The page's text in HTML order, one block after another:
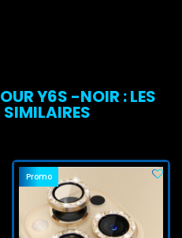
Y6S -NOIR : LES
Promo